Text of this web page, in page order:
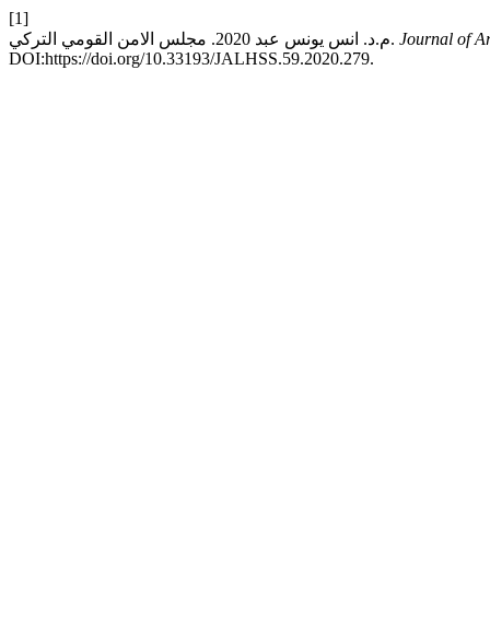
[1]
م.د. انس يونس عبد 2020. مجلس الامن القومي التركي. Journal of
DOI:https://doi.org/10.33193/JALHSS.59.2020.279.